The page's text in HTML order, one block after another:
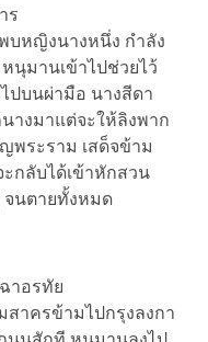
ร
บหญิงนางหนึ่ง กำลัง
นุมานเข้าไปช่วยไว้
ปบนผ่ามือ นางสีดา
างมาแต่จะให้ลิงพาก
พระราม เสด็จข้าม
กลับได้เข้าหักสวน
นตายทั้งหมด
าอรทัย
าครข้ามไปกรุงลงกา